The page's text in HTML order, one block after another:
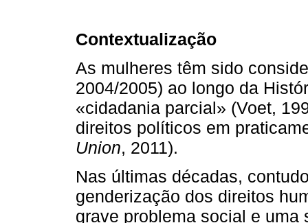
Contextualização
As mulheres têm sido
2004/2005) ao longo da
«cidadania parcial» (Voet,
direitos políticos em
Union, 2011).
Nas últimas décadas,
genderização dos direitos
grave problema social e